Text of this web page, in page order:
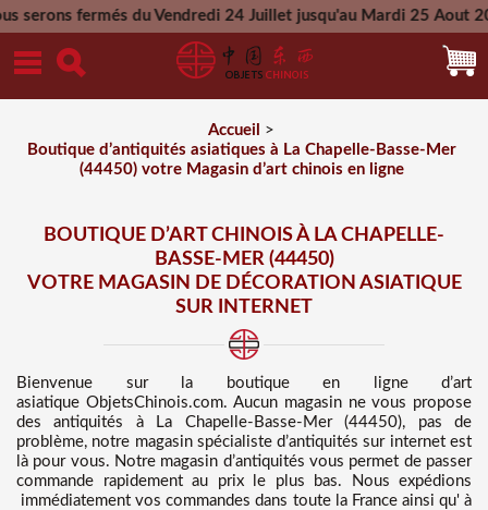
du Vendredi 24 Juillet jusqu'au Mardi 25 Aout 2026 -
Mercredi 26 Aout 2026
Accueil
>
Boutique d’antiquités asiatiques à La Chapelle-Basse-Mer
(44450) votre Magasin d’art chinois en ligne
BOUTIQUE D’ART CHINOIS À LA CHAPELLE-
BASSE-MER (44450)
VOTRE MAGASIN DE DÉCORATION ASIATIQUE
SUR INTERNET
Bienvenue sur
la boutique en ligne d’art
asiatique ObjetsChinois.com. Aucun magasin ne vous propose
desantiquités à La Chapelle-Basse-Mer (44450), pas de
problème, notre magasin spécialiste d’antiquités sur internet est
là pour vous. Notre magasin d’antiquités vous permet de passer
commande rapidement au prix le plus bas. Nous expédions
immédiatement vos commandes dans toute la France ainsi qu' à